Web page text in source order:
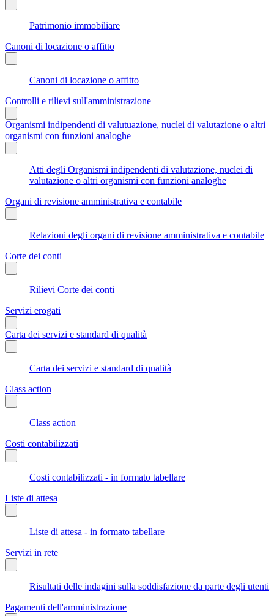
Patrimonio immobiliare
Canoni di locazione o affitto
Canoni di locazione o affitto
Controlli e rilievi sull'amministrazione
Organismi indipendenti di valutuazione, nuclei di valutazione o altri
organismi con funzioni analoghe
Atti degli Organismi indipendenti di valutazione, nuclei di
valutazione o altri organismi con funzioni analoghe
Organi di revisione amministrativa e contabile
Relazioni degli organi di revisione amministrativa e contabile
Corte dei conti
Rilievi Corte dei conti
Servizi erogati
Carta dei servizi e standard di qualità
Carta dei servizi e standard di qualità
Class action
Class action
Costi contabilizzati
Costi contabilizzati - in formato tabellare
Liste di attesa
Liste di attesa - in formato tabellare
Servizi in rete
Risultati delle indagini sulla soddisfazione da parte degli utenti
Pagamenti dell'amministrazione